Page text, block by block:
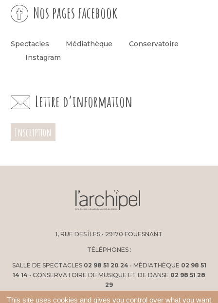
Nos pages facebook
Spectacles Médiathèque
Conservatoire
Instagram
Lettre d’information
Inscription
1, RUE DES ÎLES • 29170 FOUESNANT
TÉLÉPHONES :
SALLE DE SPECTACLES 02 98 51 20 24 • MÉDIATHÈQUE 02 98 51
14 14 • CONSERVATOIRE DE MUSIQUE ET DE DANSE 02 98 51 28
29
This site uses cookies and gives you control over what you want